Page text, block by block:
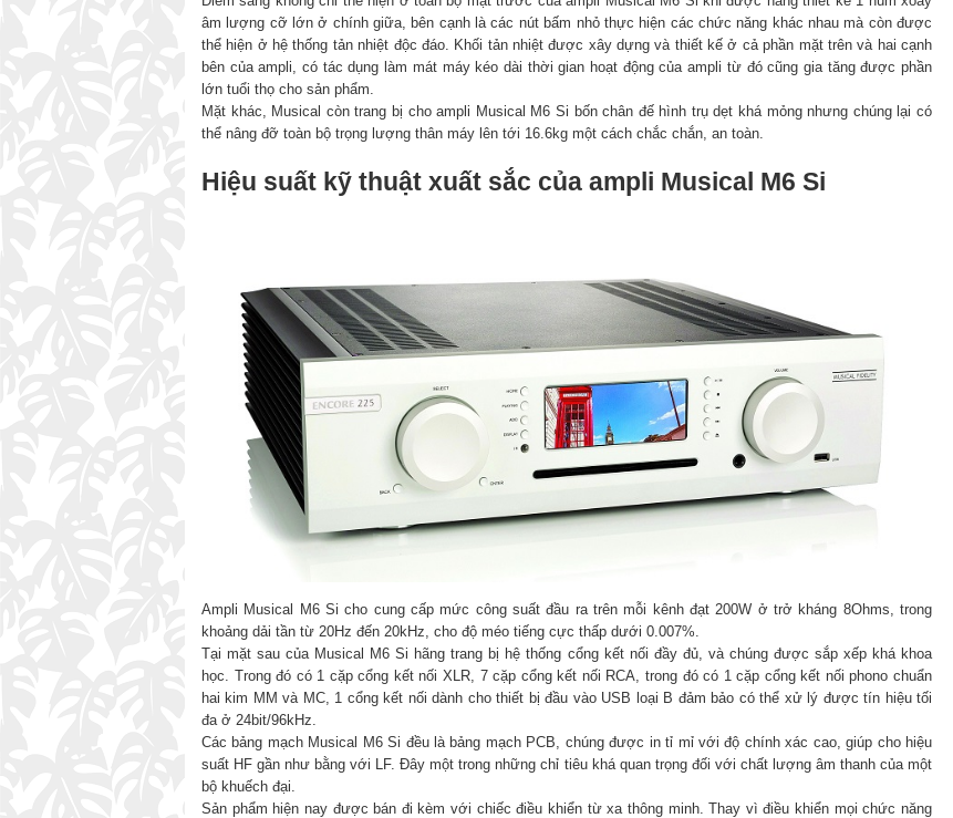
âm lượng cỡ lớn ở chính giữa, bên cạnh là các nút bấm nhỏ thực hiện các chức năng khác nhau mà còn được
thể hiện ở hệ thống tản nhiệt độc đáo. Khối tản nhiệt được xây dựng và thiết kế ở cả phần mặt trên và hai cạnh
bên của ampli, có tác dụng làm mát máy kéo dài thời gian hoạt động của ampli từ đó cũng gia tăng được phần
lớn tuổi thọ cho sản phẩm.
Mặt khác, Musical còn trang bị cho ampli Musical M6 Si bốn chân đế hình trụ dẹt khá mỏng nhưng chúng lại có
thể nâng đỡ toàn bộ trọng lượng thân máy lên tới 16.6kg một cách chắc chắn, an toàn.
Hiệu suất kỹ thuật xuất sắc của ampli Musical M6 Si
Ampli Musical M6 Si cho cung cấp mức công suất đầu ra trên mỗi kênh đạt 200W ở trở kháng 8Ohms, trong
khoảng dải tần từ 20Hz đến 20kHz, cho độ méo tiếng cực thấp dưới 0.007%.
Tại mặt sau của Musical M6 Si hãng trang bị hệ thống cổng kết nối đầy đủ, và chúng được sắp xếp khá khoa
học. Trong đó có 1 cặp cổng kết nối XLR, 7 cặp cổng kết nối RCA, trong đó có 1 cặp cổng kết nối phono chuẩn
hai kim MM và MC, 1 cổng kết nối dành cho thiết bị đầu vào USB loại B đảm bảo có thể xử lý được tín hiệu tối
đa ở 24bit/96kHz.
Các bảng mạch Musical M6 Si đều là bảng mạch PCB, chúng được in tỉ mỉ với độ chính xác cao, giúp cho hiệu
suất HF gần như bằng với LF. Đây một trong những chỉ tiêu khá quan trọng đối với chất lượng âm thanh của một
bộ khuếch đại.
Sản phẩm hiện nay được bán đi kèm với chiếc điều khiển từ xa thông minh. Thay vì điều khiển mọi chức năng